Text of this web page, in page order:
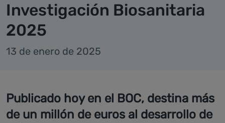
Investigación Biosanitaria
2025
13 de enero de 2025
Publicado hoy en el BOC, destina más
de un millón de euros al desarrollo de